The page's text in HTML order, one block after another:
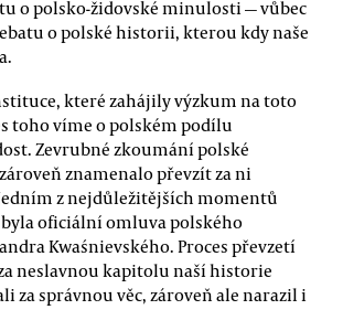
o polsko-židovské minulosti — vůbec
o polské historii, kterou kdy naše
které zahájily výzkum na toto
toho víme o polském podílu
Zevrubné zkoumání polské
znamenalo převzít za ni
z nejdůležitějších momentů
oficiální omluva polského
Kwaśnievského. Proces převzetí
neslavnou kapitolu naší historie
za správnou věc, zároveň ale narazil i